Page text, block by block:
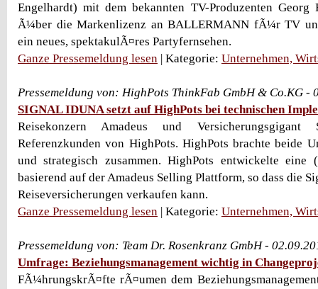
Engelhardt) mit dem bekannten TV-Produzenten Georg
Ã¼ber die Markenlizenz an BALLERMANN fÃ¼r TV
ein neues, spektakulÃ¤res Partyfernsehen.
Ganze Pressemeldung lesen | Kategorie: Unternehmen,
Pressemeldung von: HighPots ThinkFab GmbH & Co.KG -
SIGNAL IDUNA setzt auf HighPots bei technischen
Reisekonzern Amadeus und
Referenzkunden von HighPots. HighPots brachte beide
und strategisch zusammen. HighPots entwickelte eine
basierend auf der Amadeus Selling Plattform, so dass die
Reiseversicherungen verkaufen kann.
Ganze Pressemeldung lesen | Kategorie: Unternehmen,
Pressemeldung von: Team Dr. Rosenkranz GmbH -
Umfrage: Beziehungsmanagement wichtig in
FÃ¼hrungskrÃ¤fte rÃ¤umen dem